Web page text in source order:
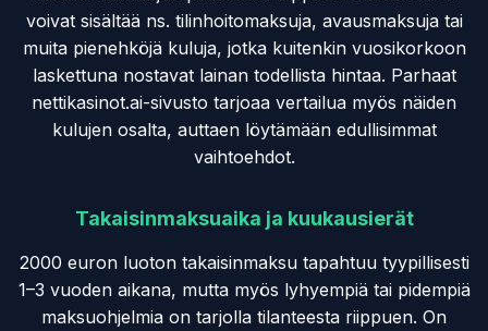
voivat sisältää ns. tilinhoitomaksuja, avausmaksuja tai
muita pienehköjä kuluja, jotka kuitenkin vuosikorkoon
laskettuna nostavat lainan todellista hintaa. Parhaat
nettikasinot.ai-sivusto tarjoaa vertailua myös näiden
kulujen osalta, auttaen löytämään edullisimmat
vaihtoehdot.
Takaisinmaksuaika ja kuukausierät
2000 euron luoton takaisinmaksu tapahtuu tyypillisesti
1–3 vuoden aikana, mutta myös lyhyempiä tai pidempiä
maksuohjelmia on tarjolla tilanteesta riippuen. On